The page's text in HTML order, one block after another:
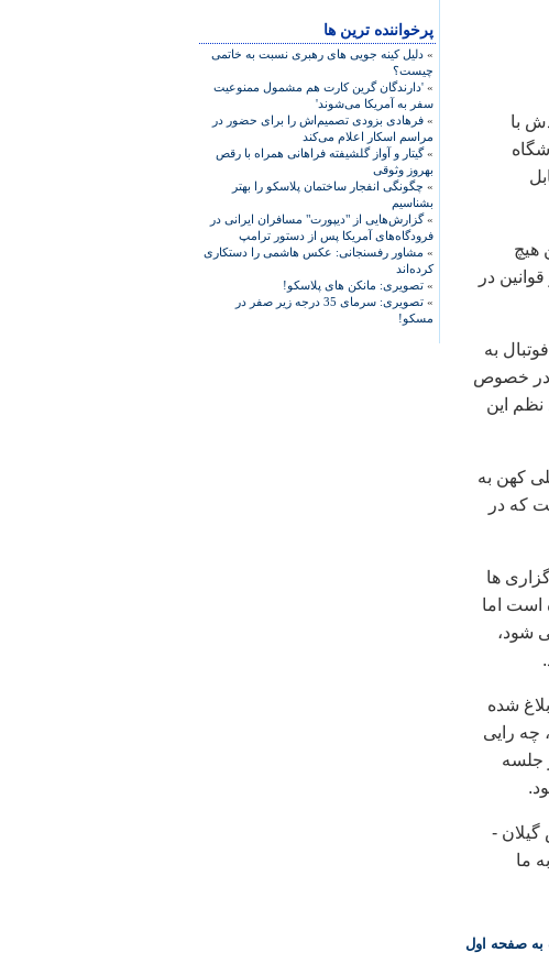
پرخواننده ترین ها
» دلیل کینه جویی های رهبری نسبت به خاتمی
چیست؟
» 'دارندگان گرین کارت هم مشمول ممنوعیت
سفر به آمریکا می‌شوند'
» فرهادی بزودی تصمیم‌اش را برای حضور در
مراسم اسکار اعلام می‌کند
»گیتار و آواز گلشیفته فراهانی همراه با رقص
بهروز وثوقی
» چگونگی انفجار ساختمان پلاسکو را بهتر
بشناسیم
»گزارش‌هایی از "دیپورت" مسافران ایرانی در
فرودگاه‌های آمریکا پس از دستور ترامپ
» مشاور رفسنجانی: عکس هاشمی را دستکاری
کرده‌اند
» تصویری: مانکن های پلاسکو!
»
تصویری: سرمای 35 درجه زیر صفر در
مسکو!
با
هیچ
در
به
23 آیین نامه انضباطی در خصوص
نظم این
کهن به
که در
ها
است اما
شود،
شده
چه رایی
جلسه
-
ما
به صفحه اول